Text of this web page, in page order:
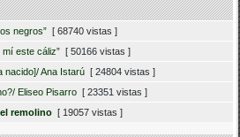
negros” [ 68740 vistas ]
mí este cáliz” [ 50166 vistas ]
nacido]/ Ana Istarú [ 24804 vistas ]
Eliseo Pisarro [ 23351 vistas ]
remolino [ 19057 vistas ]